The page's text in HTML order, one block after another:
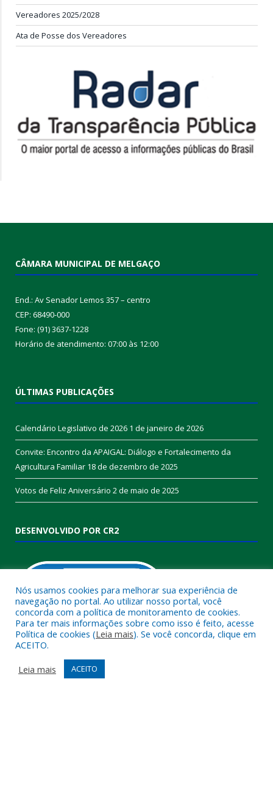
Vereadores 2025/2028
Ata de Posse dos Vereadores
CÂMARA MUNICIPAL DE MELGAÇO
End.: Av Senador Lemos 357 – centro
CEP: 68490-000
Fone: (91) 3637-1228
Horário de atendimento: 07:00 às 12:00
ÚLTIMAS PUBLICAÇÕES
Calendário Legislativo de 2026 1 de janeiro de 2026
Convite: Encontro da APAIGAL: Diálogo e Fortalecimento da
Agricultura Familiar 18 de dezembro de 2025
Votos de Feliz Aniversário 2 de maio de 2025
DESENVOLVIDO POR CR2
Muito mais que
Realizamos umaassessoria
contrato que todas as exigências das
Nós usamos cookies para melhorar sua experiência de
navegação no portal. Ao utilizar nosso portal, você
concorda com a política de monitoramento de cookies.
Para ter mais informações sobre como isso é feito, acesse
Política de cookies (Leia mais). Se você concorda, clique em
ACEITO.
Leia mais
ACEITO